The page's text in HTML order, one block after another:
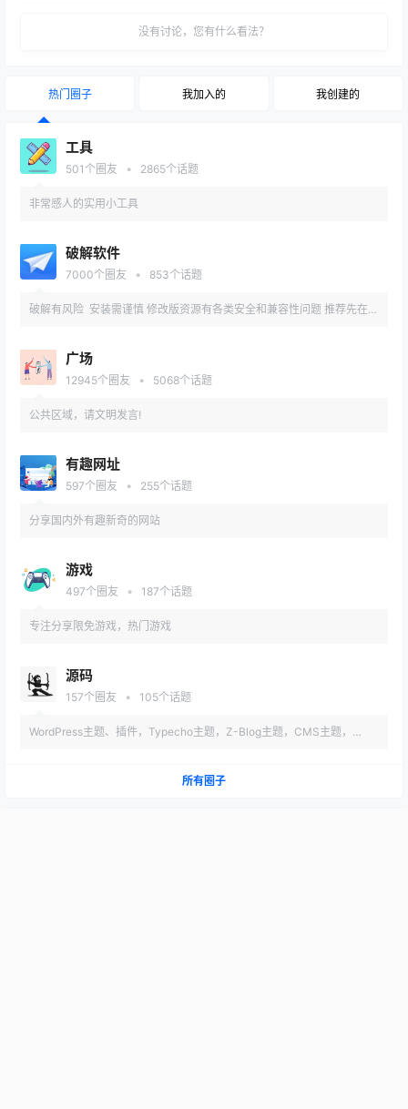
没有讨论，您有什么看法？
热门圈子 我加入的 我创建的
工具
501 个圈友 • 2865个话题
非常感人的实用小工具
破解软件
7000个圈友 • 853个话题
破解有风险 安装需谨慎 修改版资源有各类安全和兼容性问题 推荐先在备
广场
12945个圈友 • 5068个话题
公共区域，请文明发言!
有趣网址
597个圈友 • 255个话题
分享国内外有趣新奇的网站
游戏
497个圈友 • 187个话题
专注分享限免游戏，热门游戏
源码
157个圈友 • 105个话题
WordPress主题、插件，Typecho主题，Z-Blog主题，CMS主题，
所有圈子